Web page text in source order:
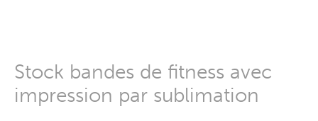
Stock bandes de fitness avec
impression par sublimation